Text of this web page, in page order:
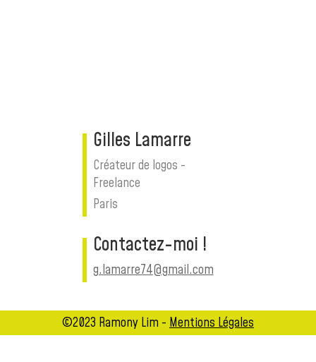
Gilles Lamarre
Créateur de logos -
Freelance
Paris
Contactez-moi !
g.lamarre74@gmail.com
©2023 Ramony Lim - Mentions Légales